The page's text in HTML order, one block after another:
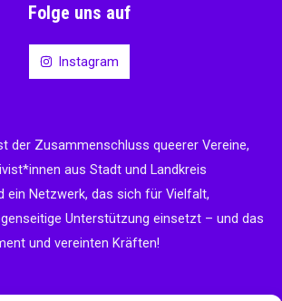
Folge uns auf
Instagram
der Zusammenschluss queerer Vereine,
aus Stadt und Landkreis
ein Netzwerk, das sich für Vielfalt,
Unterstützung einsetzt – und das
und vereinten Kräften!